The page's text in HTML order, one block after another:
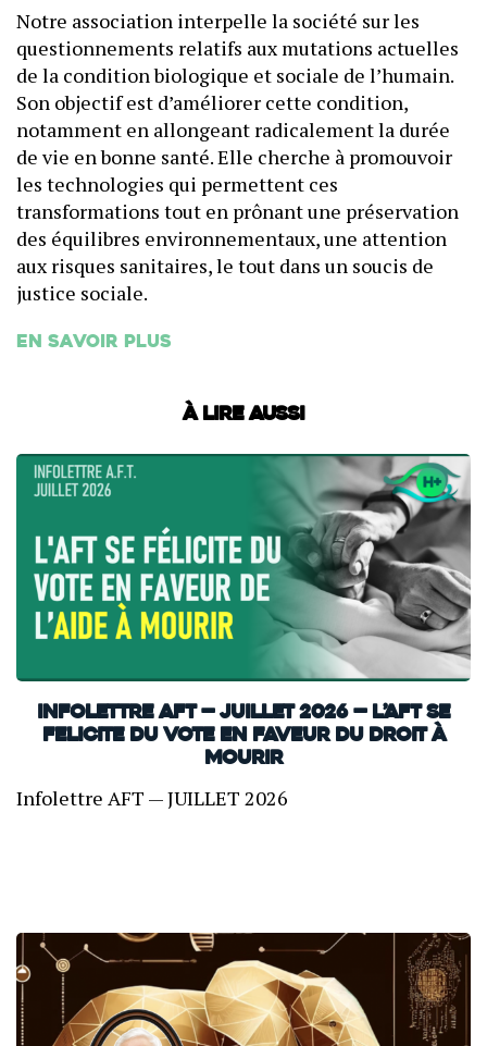
Notre association interpelle la société sur les
questionnements relatifs aux mutations actuelles
de la condition biologique et sociale de l’humain.
Son objectif est d’améliorer cette condition,
notamment en allongeant radicalement la durée
de vie en bonne santé. Elle cherche à promouvoir
les technologies qui permettent ces
transformations tout en prônant une préservation
des équilibres environnementaux, une attention
aux risques sanitaires, le tout dans un soucis de
justice sociale.
En savoir plus
À lire aussi
INFOLETTRE AFT — JUILLET 2026 — L’AFT SE
FELICITE DU VOTE EN FAVEUR DU DROIT À
MOURIR
Infolettre AFT — JUILLET 2026